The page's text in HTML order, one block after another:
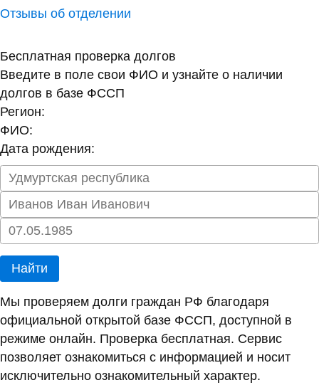
Отзывы об отделении
Бесплатная проверка долгов
Введите в поле свои ФИО и узнайте о наличии
долгов в базе ФССП
Регион:
ФИО:
Дата рождения:
Найти
Мы проверяем долги граждан РФ благодаря
официальной открытой базе ФССП, доступной в
режиме онлайн. Проверка бесплатная. Сервис
позволяет ознакомиться с информацией и носит
исключительно ознакомительный характер.